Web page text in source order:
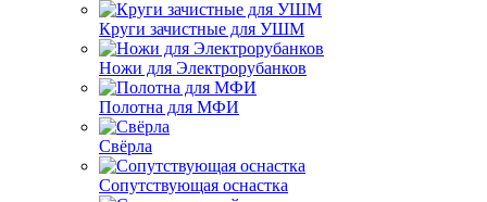
Круги зачистные для УШМ
Ножи для Электрорубанков
Полотна для МФИ
Свёрла
Сопутствующая оснастка